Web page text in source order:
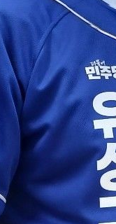
…한국 축구 '5승 2무'
798.81마감
린 6258.77에 마쳐
원 마감
년 이후 첫 40도
용해 前교정본부장 기소
공분에 수사 재개"
쑥대밭' 된 축구협회
태유 서울대 공대 교수…이